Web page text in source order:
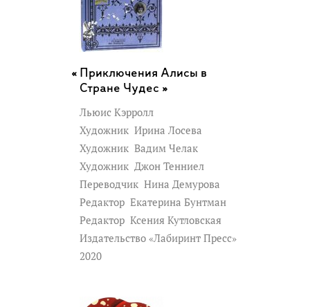
Приключения Алисы в
Стране Чудес »
Льюис Кэрролл
Художник Ирина Лосева
Художник Вадим Челак
Художник Джон Тенниел
Переводчик Нина Демурова
Редактор Екатерина Бунтман
Редактор Ксения Кутловская
Издательство «Лабиринт Пресс»
2020